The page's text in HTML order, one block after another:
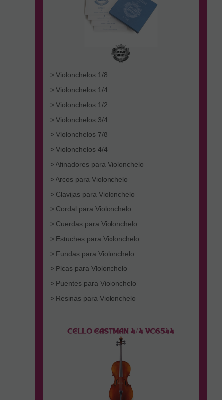
> Violonchelos 1/8
> Violonchelos 1/4
> Violonchelos 1/2
> Violonchelos 3/4
> Violonchelos 7/8
> Violonchelos 4/4
> Afinadores para Violonchelo
> Arcos para Violonchelo
> Clavijas para Violonchelo
> Cordal para Violonchelo
> Cuerdas para Violonchelo
> Estuches para Violonchelo
> Fundas para Violonchelo
> Picas para Violonchelo
> Puentes para Violonchelo
> Resinas para Violonchelo